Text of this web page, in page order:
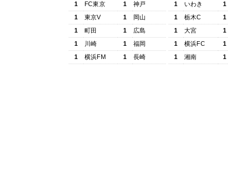
1
FC東京 1
神戸
1
東京V 1
岡山
1
町田 1
広島
1
川崎 1
福岡
1
横浜FM 1 長崎
1
いわき
1
1
栃木C
1
1
大宮
1
1
横浜FC
1
1
湘南 1